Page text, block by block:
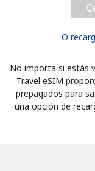
O
No importa si estás
Travel eSIM
prepagados para
una opción de